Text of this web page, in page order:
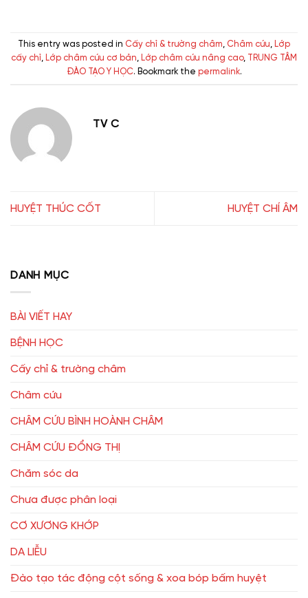
This entry was posted in Cấy chỉ & trường châm, Châm cứu, Lớp
cấy chỉ, Lớp châm cứu cơ bản, Lớp châm cứu nâng cao, TRUNG TÂM
ĐÀO TẠO Y HỌC. Bookmark the permalink.
TV C
HUYỆT THÚC CỐT HUYỆT CHÍ ÂM
DANH MỤC
BÀI VIẾT HAY
BỆNH HỌC
Cấy chỉ & trường châm
Châm cứu
CHÂM CỨU BÌNH HOÀNH CHÂM
CHÂM CỨU ĐỔNG THỊ
Chăm sóc da
Chưa được phân loại
CƠ XƯƠNG KHỚP
DA LIỄU
Đào tạo tác động cột sống & xoa bóp bấm huyệt